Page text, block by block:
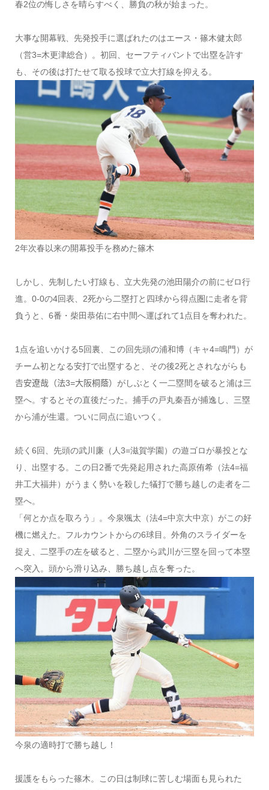
春2位の悔しさを晴らすべく、勝負の秋が始まった。
大事な開幕戦、先発投手に選ばれたのはエース・篠木健太郎
（営3=木更津総合）。初回、セーフティバントで出塁を許す
も、その後は打たせて取る投球で立大打線を抑える。
2年次春以来の開幕投手を務めた篠木
しかし、先制したい打線も、立大先発の池田陽介の前にゼロ行
進。0-0の4回表、2死から二塁打と四球から得点圏に走者を背
負うと、6番・柴田恭佑に右中間へ運ばれて1点目を奪われた。
1点を追いかける5回裏、この回先頭の浦和博（キャ4=鳴門）が
チーム初となる安打で出塁すると、その後2死とされながらも
𠮷安遼哉（法3=大阪桐蔭）がしぶとく一二塁間を破ると浦は三
塁へ。するとその直後だった。捕手の戸丸秦吾が捕逸し、三塁
から浦が生還。ついに同点に追いつく。
続く6回、先頭の武川廉（人3=滋賀学園）の遊ゴロが暴投とな
り、出塁する。この日2番で先発起用された高原侑希（法4=福
井工大福井）がうまく勢いを殺した犠打で勝ち越しの走者を二
塁へ。
「何とか点を取ろう」。今泉颯太（法4=中京大中京）がこの好
機に燃えた。フルカウントからの6球目。外角のスライダーを
捉え、二塁手の左を破ると、二塁から武川が三塁を回って本塁
へ突入。頭から滑り込み、勝ち越し点を奪った。
今泉の適時打で勝ち越し！
援護をもらった篠木。この日は制球に苦しむ場面も見られた